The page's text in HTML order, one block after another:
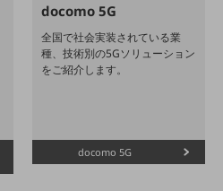
docomo 5G
全国で社会実装されている業
種、技術別の5Gソリューション
をご紹介します。
docomo 5G